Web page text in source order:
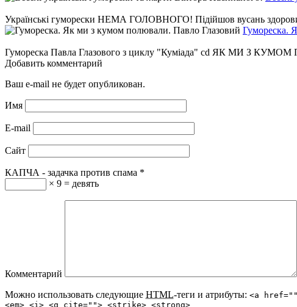
Українські гуморески НЕМА ГОЛОВНОГО! Підійшов вусань здоровий
Гумореска.
Гумореска Павла Глазового з циклу "Куміада" cd ЯК МИ З
Добавить комментарий
Ваш e-mail не будет опубликован.
Имя
E-mail
Сайт
КАПЧА - задачка против спама *
× 9 = девять
Комментарий
Можно использовать следующие HTML-теги и атрибуты: <a
<em> <i> <q cite=""> <strike> <strong>